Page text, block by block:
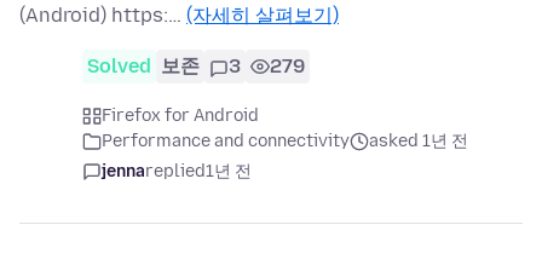
(Android) https:… (자세히 살펴보기)
Solved 보존 3 279
Firefox for Android
Performance and connectivity
asked 1년 전
jennareplied1년 전